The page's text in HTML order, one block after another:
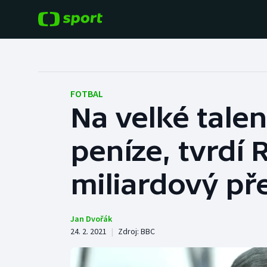
Hokej
Tenis
Baseball a softbal
Basketbal
Biatlon
FOTBAL
Na velké
peníze, tvrdí
miliardový
Jan Dvořák
24. 2. 2021 | Zdroj: BBC